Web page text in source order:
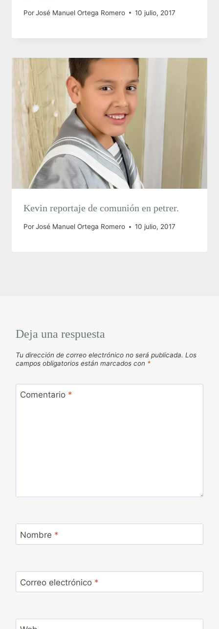
PorJosé Manuel Ortega Romero 10 julio, 2017
Kevin reportaje de comunión en petrer.
PorJosé Manuel Ortega Romero 10 julio, 2017
Deja una respuesta
Tu dirección de correo electrónico no será publicada. Los
campos obligatorios están marcados con *
Comentario *
Nombre *
Correo electrónico *